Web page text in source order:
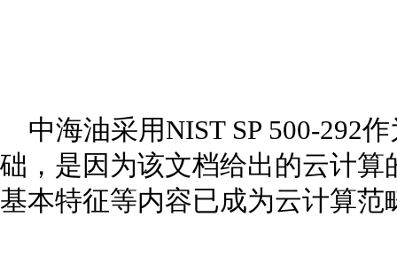
中海油采用NIST SP 500-292
础，是因为该文档给出的云计
基本特征等内容已成为云计算范